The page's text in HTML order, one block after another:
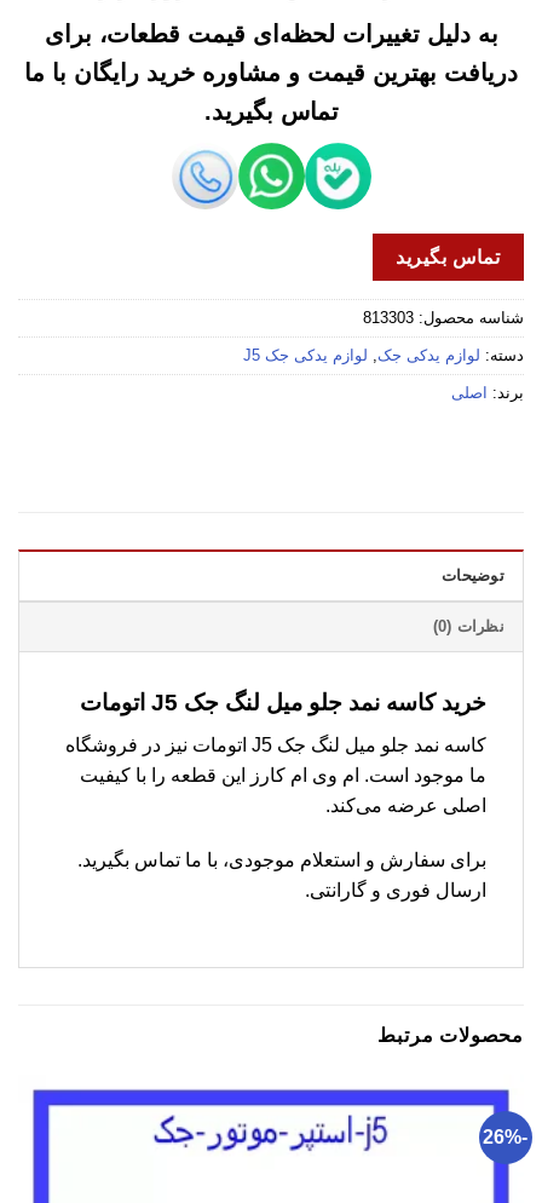
به دلیل تغییرات لحظه‌ای قیمت قطعات، برای
دریافت بهترین قیمت و مشاوره خرید رایگان با ما
تماس بگیرید.
تماس بگیرید
شناسه محصول: 813303
دسته: لوازم یدکی جک, لوازم یدکی جک J5
برند: اصلی
توضیحات
نظرات (0)
خرید کاسه نمد جلو میل لنگ جک J5 اتومات
کاسه نمد جلو میل لنگ جک J5 اتومات نیز در فروشگاه
ما موجود است. ام وی ام کارز این قطعه را با کیفیت
اصلی عرضه می‌کند.
برای سفارش و استعلام موجودی، با ما تماس بگیرید.
ارسال فوری و گارانتی.
محصولات مرتبط
-26%